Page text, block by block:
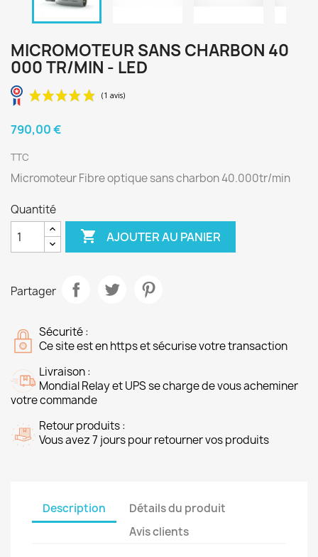
MICROMOTEUR SANS CHARBON 40
000 TR/MIN - LED
(1 avis)
790,00 €
TTC
Micromoteur Fibre optique sans charbon 40.000tr/min
Quantité
 AJOUTER AU PANIER
Partager
Sécurité :
Ce site est en https et sécurise votre transaction
Livraison :
Mondial Relay et UPS se charge de vous acheminer
votre commande
Retour produits :
Vous avez 7 jours pour retourner vos produits
Description
Détails du produit
Avis clients